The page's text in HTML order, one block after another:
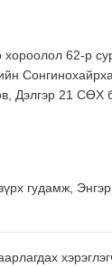
62-р
Дэлгэр 21 СӨХ
гудамж,